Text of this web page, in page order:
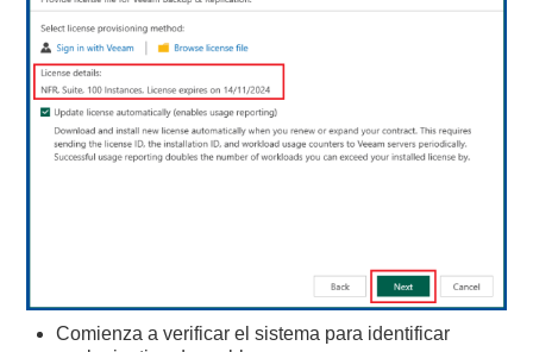
Comienza a verificar el sistema para identificar